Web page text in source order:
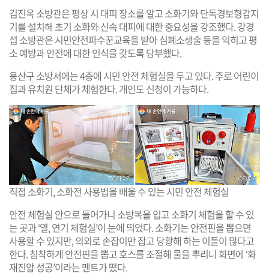
김진옥 소방관은 평상 시 대피 장소를 알고 소화기와 단독경보형감지
기를 설치해 초기 소화와 신속 대피에 대한 중요성을 강조했다. 강경
섭 소방관은 시민안전파수꾼교육을 받아 심폐소생술 등을 익히고 평
소 예방과 안전에 대한 인식을 갖도록 당부했다.
용산구 소방서에는 4층에 시민 안전 체험실을 두고 있다. 주로 어린이
집과 유치원 단체가 체험한다. 개인도 신청이 가능하다.
직접 소화기, 소화전 사용법을 배울 수 있는 시민 안전 체험실
안전 체험실 안으로 들어가니 소방복을 입고 소화기 체험을 할 수 있
는 곳과 ‘열, 연기 체험실’이 눈에 띄었다. 소화기는 안전핀을 뽑으면
사용할 수 있지만, 의외로 손잡이만 잡고 당황해 하는 이들이 많다고
한다. 침착하게 안전핀을 뽑고 호스를 조절해 물을 뿌리니 화면에 ‘화
재진압 성공’이라는 멘트가 떴다.